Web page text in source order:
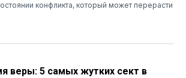
конфликта, который может перерасти
веры: 5 самых жутких сект в